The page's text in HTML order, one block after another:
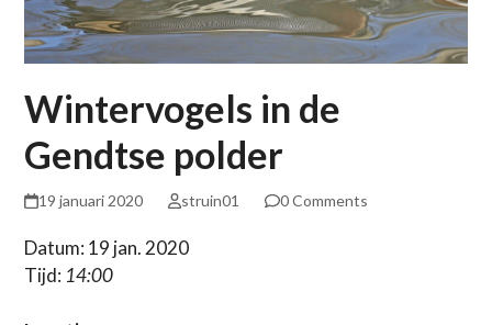
Wintervogels in de
Gendtse polder
19 januari 2020 struin01 0 Comments
Datum: 19 jan. 2020
Tijd: 14:00